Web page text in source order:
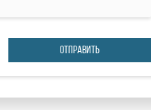
ОТПРАВИТЬ